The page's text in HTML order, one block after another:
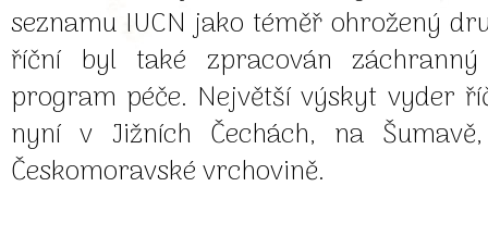
seznamu IUCN jako téměř ohrožený
říční byl také zpracován
program péče. Největší výskyt vyder
nyní v Jižních Čechách, na
Českomoravské vrchovině.